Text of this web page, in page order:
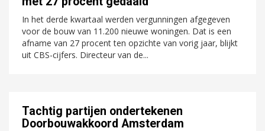
In het derde kwartaal werden vergunningen afgegeven
voor de bouw van 11.200 nieuwe woningen. Dat is een
afname van 27 procent ten opzichte van vorig jaar, blijkt
uit CBS-cijfers. Directeur van de...
Tachtig partijen ondertekenen
Doorbouwakkoord Amsterdam